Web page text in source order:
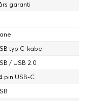
garanti
typ C-kabel
/ USB 2.0
pin USB-C